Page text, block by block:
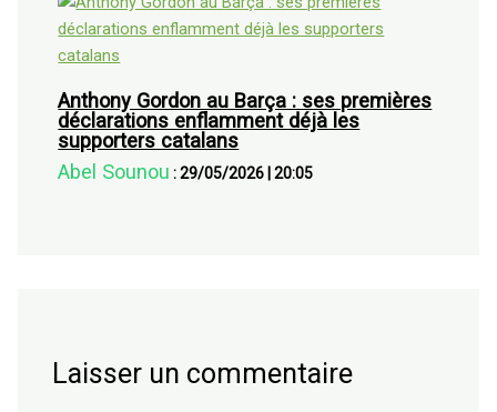
Anthony Gordon au Barça : ses premières
déclarations enflamment déjà les
supporters catalans
Abel Sounou :29/05/2026 |20:05
Laisser un commentaire